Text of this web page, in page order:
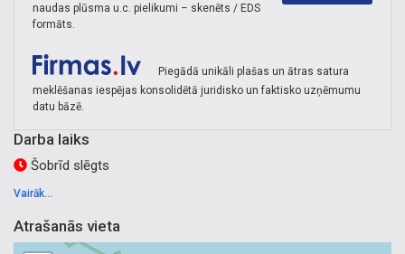
naudas plūsma u.c. pielikumi – skenēts / EDS
formāts.
Piegādā unikāli plašas un ātras satura
meklēšanas iespējas konsolidētā juridisko un faktisko uzņēmumu
datu bāzē.
Darba laiks
Šobrīd slēgts
Vairāk...
Atrašanās vieta